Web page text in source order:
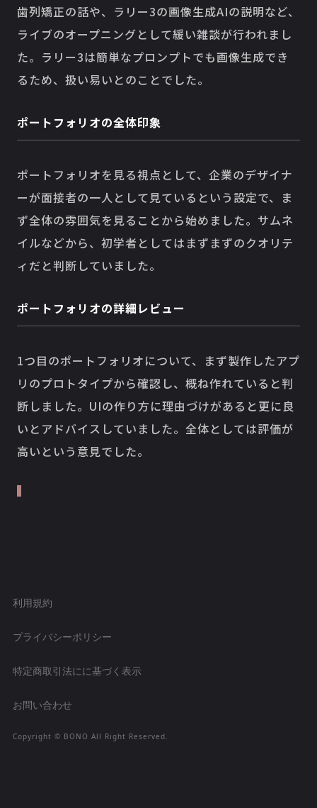
歯列矯正の話や、ラリー3の画像生成AIの説明など、
ライブのオープニングとして緩い雑談が行われまし
た。ラリー3は簡単なプロンプトでも画像生成でき
るため、扱い易いとのことでした。
ポートフォリオの全体印象
ポートフォリオを見る視点として、企業のデザイナ
ーが面接者の一人として見ているという設定で、ま
ず全体の雰囲気を見ることから始めました。サムネ
イルなどから、初学者としてはまずまずのクオリテ
ィだと判断していました。
ポートフォリオの詳細レビュー
1つ目のポートフォリオについて、まず製作したアプ
リのプロトタイプから確認し、概ね作れていると判
断しました。UIの作り方に理由づけがあると更に良
いとアドバイスしていました。全体としては評価が
高いという意見でした。
利用規約
プライバシーポリシー
特定商取引法にに基づく表示
お問い合わせ
Copyright ©︎ BONO All Right Reserved.